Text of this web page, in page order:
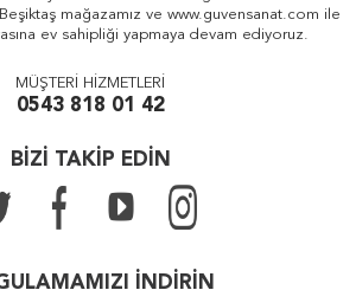
Beşiktaş mağazamız ve www.guvensanat.com ile
ev sahipliği yapmaya devam ediyoruz.
MÜŞTERİ HİZMETLERİ
0543 818 01 42
BİZİ TAKİP EDİN
İNDİRİN